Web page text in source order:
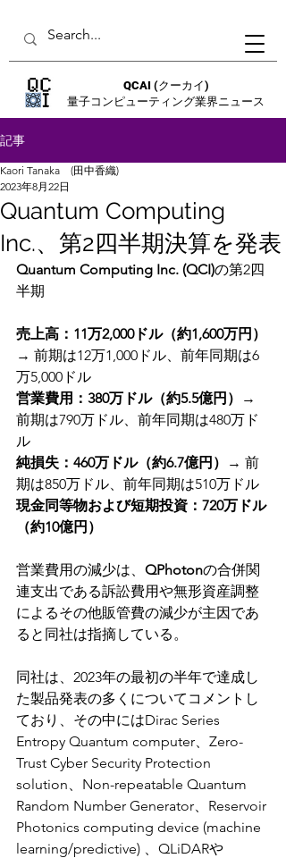
QCAI (クーカイ)
量子コンピューティング業界ニュース
記事
Quantum Computing
Inc.、第2四半期決算を発表
Kaori Tanaka (田中香織)
2023年8月22日
Quantum Computing Inc. (QCI)の第2四
半期
売上高：11万2,000ドル（約1,600万円）
→ 前期は12万1,000ドル、前年同期は6
万5,000ドル
営業費用：380万ドル（約5.5億円）
→
前期は790万ドル、前年同期は480万ド
ル
純損失：460万ドル（約6.7億円）
→ 前
期は850万ドル、前年同期は510万ドル
現金同等物および短期投資：720万ドル
（約10億円）
営業費用の減少は、 QPhotonの合併関
連支出である訴訟費用や無形資産調整
によるその他販管費の減少が主因であ
ると同社は指摘している。
同社は、2023年の最初の半年で達成し
た製品発表の多くについてコメントし
ており、その中にはDirac Series
Entropy Quantum computer、Zero-
Trust Cyber Security Protection
solution、Non-repeatable Quantum
Random Number Generator、Reservoir
Photonics computing device (machine
learning/predictive) 、QLiDARや